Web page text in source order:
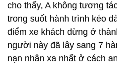
cho thấy, A không tương
trong suốt hành trình kéo
điểm xe khách dừng ở
người này đã lây sang 7
nạn nhân xa nhất ở cách